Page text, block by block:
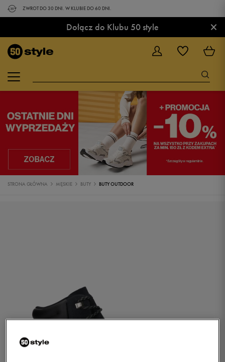
ZWROT DO 30 DNI. W KLUBIE DO 60 DNI.
Dołącz do Klubu 50 style ×
STRONA GŁÓWNA MĘSKIE BUTY BUTY OUTDOOR